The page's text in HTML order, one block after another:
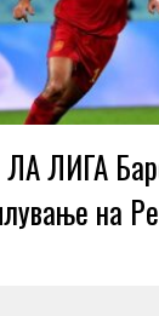
ЛИГА
на